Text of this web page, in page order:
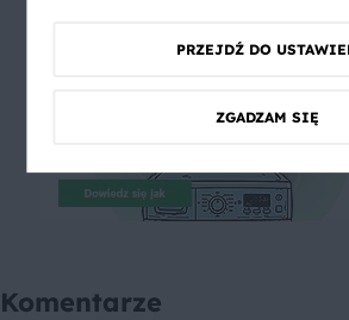
Komentarze
PRZEJDŹ DO
ZGADZAM SIĘ